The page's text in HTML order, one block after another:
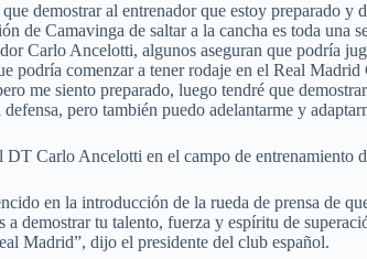
demostrar al entrenador que estoy preparado y
de Camavinga de saltar a la cancha es toda una
Carlo Ancelotti, algunos aseguran que podría
podría comenzar a tener rodaje en el Real
me siento preparado, luego tendré que
pero también puedo adelantarme y
Carlo Ancelotti en el campo de entrenamiento
en la introducción de la rueda de prensa de
a demostrar tu talento, fuerza y espíritu de
Madrid”, dijo el presidente del club español.